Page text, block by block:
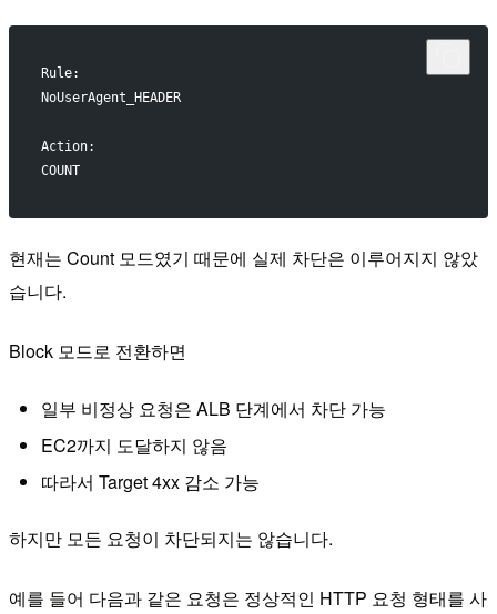
Rule:
NoUserAgent_HEADER
Action:
COUNT
현재는 Count 모드였기 때문에 실제 차단은 이루어지지 않았
습니다.
Block 모드로 전환하면
일부 비정상 요청은 ALB 단계에서 차단 가능
EC2까지 도달하지 않음
따라서 Target 4xx 감소 가능
하지만 모든 요청이 차단되지는 않습니다.
예를 들어 다음과 같은 요청은 정상적인 HTTP 요청 형태를 사